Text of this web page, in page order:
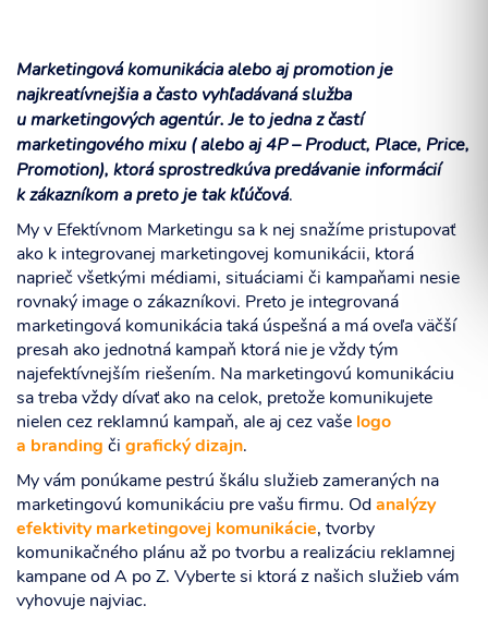
Marketingová komunikácia alebo aj promotion je
najkreatívnejšia a často vyhľadávaná služba
u marketingových agentúr. Je to jedna z častí
marketingového mixu ( alebo aj 4P – Product, Place, Price,
Promotion), ktorá sprostredkúva predávanie informácií
k zákazníkom a preto je tak kľúčová.
My v Efektívnom Marketingu sa k nej snažíme pristupovať
ako k integrovanej marketingovej komunikácii, ktorá
naprieč všetkými médiami, situáciami či kampaňami nesie
rovnaký image o zákazníkovi. Preto je integrovaná
marketingová komunikácia taká úspešná a má oveľa väčší
presah ako jednotná kampaň ktorá nie je vždy tým
najefektívnejším riešením. Na marketingovú komunikáciu
sa treba vždy dívať ako na celok, pretože komunikujete
nielen cez reklamnú kampaň, ale aj cez vaše logo
a branding či grafický dizajn.
My vám ponúkame pestrú škálu služieb zameraných na
marketingovú komunikáciu pre vašu firmu. Od analýzy
efektivity marketingovej komunikácie, tvorby
komunikačného plánu až po tvorbu a realizáciu reklamnej
kampane od A po Z. Vyberte si ktorá z našich služieb vám
vyhovuje najviac.
Súhlasím so spracovaním osobných informácií.
ODOSLAŤ